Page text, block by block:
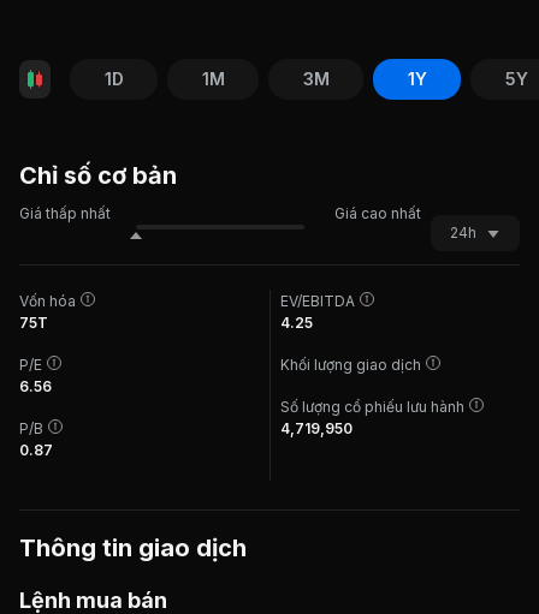
1D 1M 3M 1Y 5Y
Chỉ số cơ bản
Giá thấp nhất
Giá cao nhất
24h
Vốn hóa
75T
P/E
6.56
P/B
0.87
EV/EBITDA
4.25
Khối lượng giao dịch
Số lượng cổ phiếu lưu hành
4,719,950
Thông tin giao dịch
Lệnh mua bán